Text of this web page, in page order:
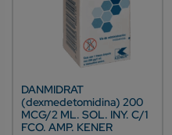
DANMIDRAT
(dexmedetomidina) 200
MCG/2 ML. SOL. INY. C/1
FCO. AMP. KENER